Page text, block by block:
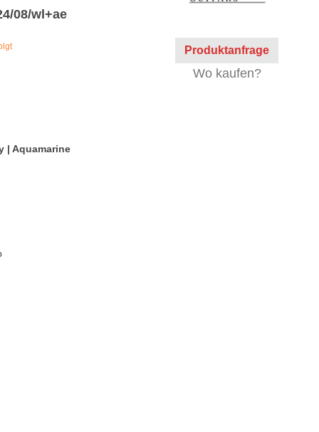
KEYBOARDS / PIANO
08/wl+ae
Produktanfrage
Wo kaufen?
| Aquamarine